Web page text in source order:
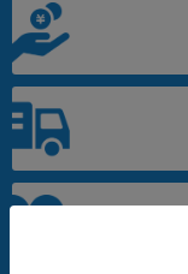
OS
OSの絞り込み
メモリ
容量